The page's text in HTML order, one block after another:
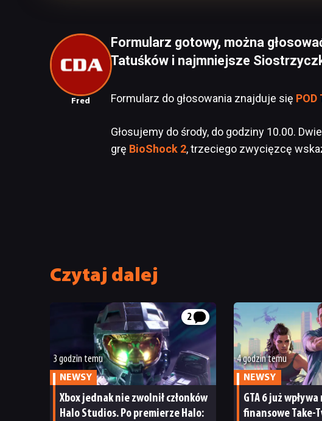
Fred
Formularz gotowy, można
Tatuśków i najmniejsze
Formularz do głosowania znajduje się POD
Głosujemy do środy, do godziny 10.00.
grę BioShock 2, trzeciego zwycięzcę
Czytaj dalej
2
3 godzin temu
NEWSY
Xbox jednak nie zwolnił członków
Halo Studios. Po premierze Halo:
4 godzin temu
NEWSY
GTA 6 już
finansowe Take-